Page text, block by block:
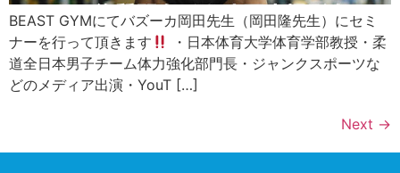
BEAST GYMにてバズーカ岡田先生（岡田隆先生）にセミ
ナーを行って頂きます
・日本体育大学体育学部教授・柔
道全日本男子チーム体力強化部門長・ジャンクスポーツな
どのメディア出演・YouT […]
Next →